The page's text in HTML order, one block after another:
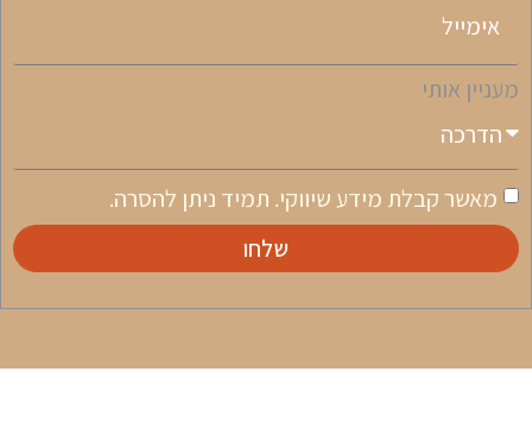
מעניין אותי
מאשר קבלת מידע שיווקי. תמיד ניתן להסרה.
שלחו